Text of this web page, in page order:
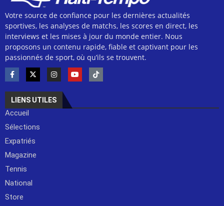
Votre source de confiance pour les dernières actualités
sportives, les analyses de matchs, les scores en direct, les
interviews et les mises à jour du monde entier. Nous
proposons un contenu rapide, fiable et captivant pour les
passionnés de sport, où qu’ils se trouvent.
LIENS UTILES
Accueil
Sélections
Expatriés
Magazine
Tennis
National
Store